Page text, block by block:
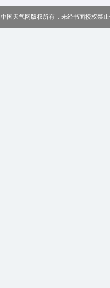
中国天气网版权所有，未经书面授权